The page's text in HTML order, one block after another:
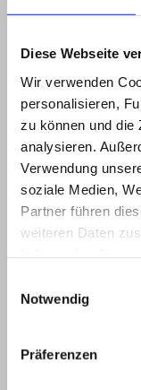
Diese Webseite
Wir verwenden
personalisieren,
zu können und die
analysieren.
Verwendung
soziale Medien,
Partner führen
weiteren Daten
Notwendig
Präferenzen